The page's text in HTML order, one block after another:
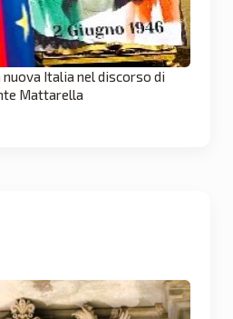
Italia nel discorso di
Mattarella